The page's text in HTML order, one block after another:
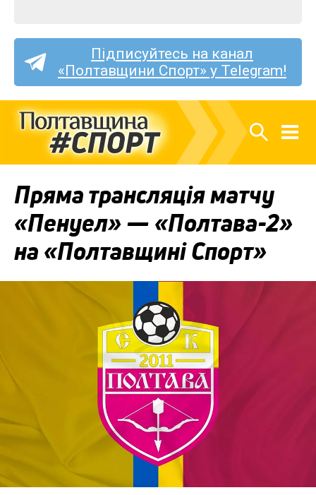
Підписуйтесь на канал
«Полтавщини Спорт» у Telegram!
Пряма трансляція матчу
«Пенуел» — «Полтава-2»
на «Полтавщині Спорт»